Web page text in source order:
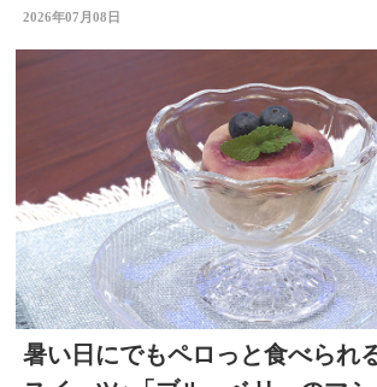
2026年07月08日
暑い日にでもペロっと食べられ